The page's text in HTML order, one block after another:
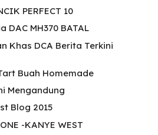
PERFECT 10
DAC MH370 BATAL
Khas DCA Berita Terkini
Buah Homemade
Mengandung
Blog 2015
-KANYE WEST